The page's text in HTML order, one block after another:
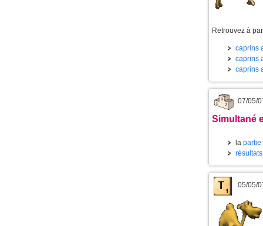
Retrouvez à
caprins
caprins
caprins
07/05/
Simultané
la partie
05/05/